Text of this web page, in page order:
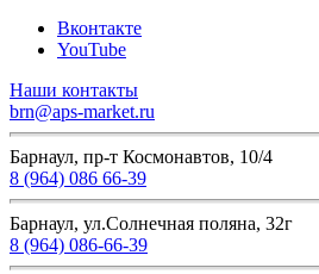
Вконтакте
YouTube
Наши контакты
brn@aps-market.ru
Барнаул, пр-т Космонавтов, 10/4
8 (964) 086 66-39
Барнаул, ул.Солнечная поляна, 32г
8 (964) 086-66-39